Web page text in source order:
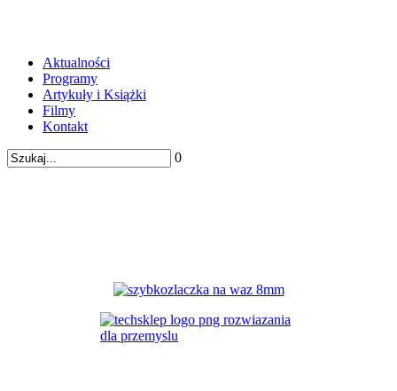
Aktualności
Programy
Artykuły i Książki
Filmy
Kontakt
0